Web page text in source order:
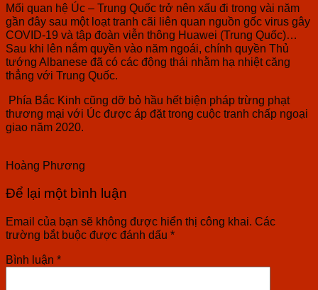
Mối quan hệ Úc – Trung Quốc trở nên xấu đi trong vài năm
gần đây sau một loạt tranh cãi liên quan nguồn gốc virus gây
COVID-19 và tập đoàn viễn thông Huawei (Trung Quốc)…
Sau khi lên nắm quyền vào năm ngoái, chính quyền Thủ
tướng Albanese đã có các động thái nhằm hạ nhiệt căng
thẳng với Trung Quốc.
Phía Bắc Kinh cũng dỡ bỏ hầu hết biện pháp trừng phạt
thương mại với Úc được áp đặt trong cuộc tranh chấp ngoại
giao năm 2020.
Hoàng Phương
Để lại một bình luận
Email của bạn sẽ không được hiển thị công khai. Các
trường bắt buộc được đánh dấu *
Bình luận *